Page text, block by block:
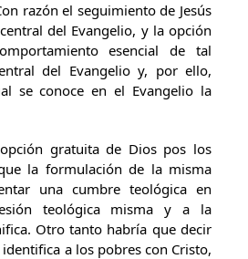
razón el seguimiento de Jesús
del Evangelio, y la opción
esencial de tal
del Evangelio y, por ello,
se conoce en el Evangelio la
gratuita de Dios pos los
la formulación de la misma
una cumbre teológica en
teológica misma y a la
Otro tanto habría que decir
a los pobres con Cristo,